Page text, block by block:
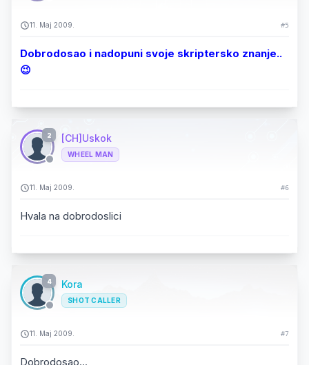
11. Maj 2009. #5
Dobrodosao i nadopuni svoje skriptersko znanje..
😉
2 [CH]Uskok
WHEEL MAN
11. Maj 2009. #6
Hvala na dobrodoslici
4 Kora
SHOT CALLER
11. Maj 2009. #7
Dobrodosao...